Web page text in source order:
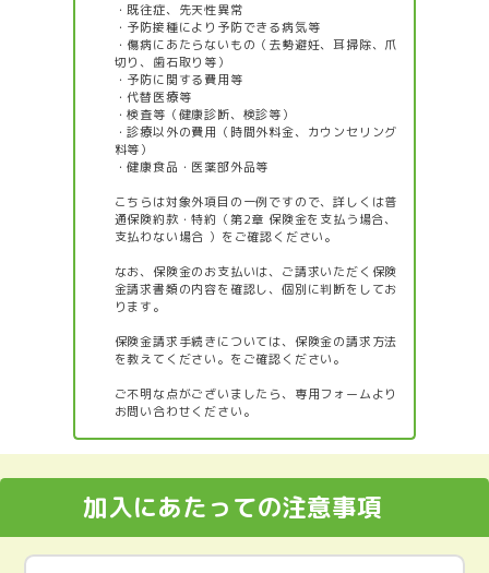
・既往症、先天性異常
・予防接種により予防できる病気等
・傷病にあたらないもの（去勢避妊、耳掃除、爪
切り、歯石取り等）
・予防に関する費用等
・代替医療等
・検査等（健康診断、検診等）
・診療以外の費用（時間外料金、カウンセリング
料等）
・健康食品・医薬部外品等
こちらは対象外項目の一例ですので、詳しくは普
通保険約款・特約（第2章 保険金を支払う場合、
支払わない場合 ） をご確認ください。
なお、保険金のお支払いは、ご請求いただく保険
金請求書類の内容を確認し、個別に判断をしてお
ります。
保険金請求手続きについては、 保険金の請求方法
を教えてください。 をご確認ください。
ご不明な点がございましたら、 専用フォームより
お問い合わせください。
加入にあたっての注意事項